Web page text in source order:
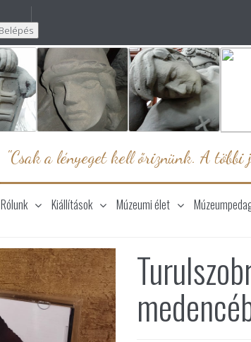
"Csak a lényeget kell őriznünk. A többi
Rólunk Kiállítások Múzeumi élet